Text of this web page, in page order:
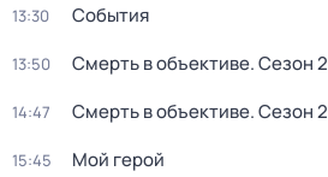
13:30 События
13:50 Смерть в объективе. Сезон 2
14:47 Смерть в объективе. Сезон 2
15:45 Мой герой